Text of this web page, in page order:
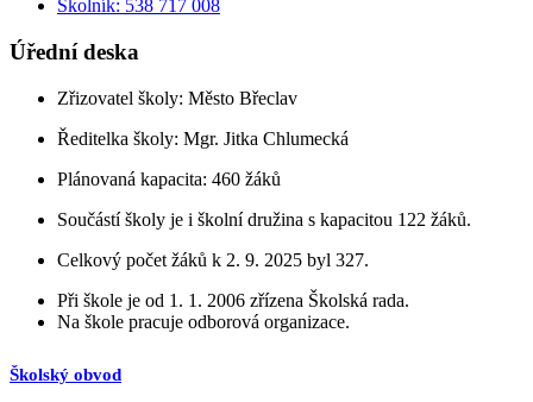
Školník: 538 717 008
Úřední deska
Zřizovatel školy: Město Břeclav
Ředitelka školy: Mgr. Jitka Chlumecká
Plánovaná kapacita: 460 žáků
Součástí školy je i školní družina s kapacitou 122 žáků.
Celkový počet žáků k 2. 9. 2025 byl 327.
Při škole je od 1. 1. 2006 zřízena Školská rada.
Na škole pracuje odborová organizace.
Školský obvod